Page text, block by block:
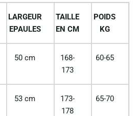
LARGEUR
EPAULES
TAILLE
EN CM
POIDS
KG
50 cm
168-
173
60-65
53 cm
173-
178
65-70